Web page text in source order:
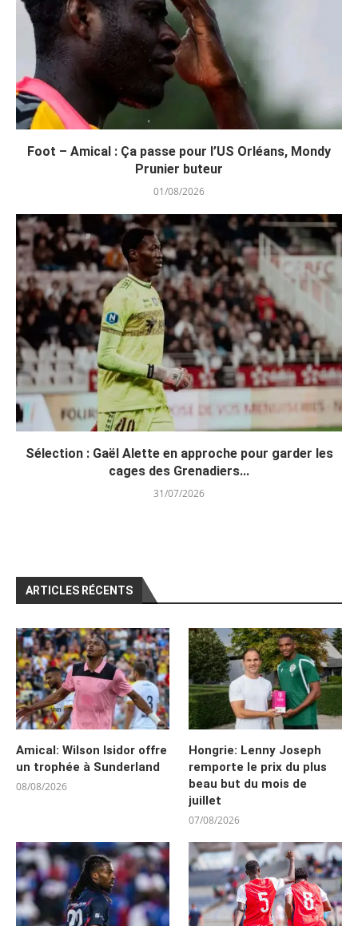
Foot – Amical : Ça passe pour l’US Orléans, Mondy
Prunier buteur
01/08/2026
Sélection : Gaël Alette en approche pour garder les
cages des Grenadiers...
31/07/2026
ARTICLES RÉCENTS
Amical: Wilson Isidor offre
un trophée à Sunderland
08/08/2026
Hongrie: Lenny Joseph
remporte le prix du plus
beau but du mois de
juillet
07/08/2026